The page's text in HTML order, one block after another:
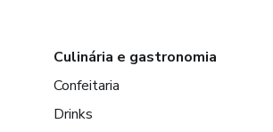
Culinária e gastronomia
Confeitaria
Drinks